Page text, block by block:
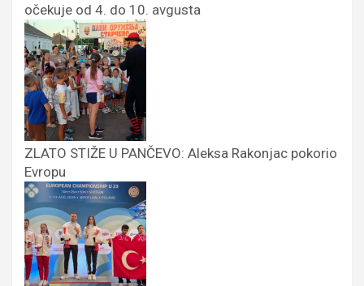
očekuje od 4. do 10. avgusta
ZLATO STIŽE U PANČEVO: Aleksa Rakonjac pokorio
Evropu